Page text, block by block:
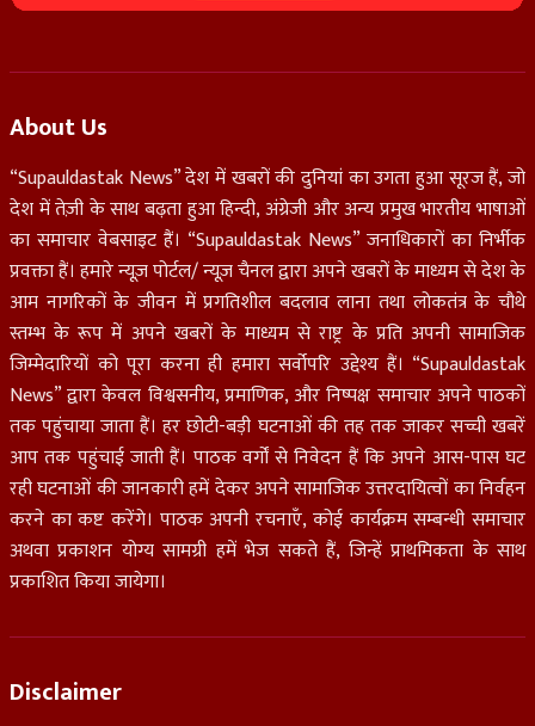
About Us
“Supauldastak News” देश में खबरों की दुनियां का उगता हुआ सूरज हैं, जो
देश में तेज़ी के साथ बढ़ता हुआ हिन्दी, अंग्रेजी और अन्य प्रमुख भारतीय भाषाओं
का समाचार वेबसाइट हैं। “Supauldastak News” जनाधिकारों का निर्भीक
प्रवक्ता हैं। हमारे न्यूज़ पोर्टल/ न्यूज़ चैनल द्वारा अपने खबरों के माध्यम से देश के
आम नागरिकों के जीवन में प्रगतिशील बदलाव लाना तथा लोकतंत्र के चौथे
स्तम्भ के रूप में अपने खबरों के माध्यम से राष्ट्र के प्रति अपनी सामाजिक
जिम्मेदारियों को पूरा करना ही हमारा सर्वोपरि उद्देश्य हैं। “Supauldastak
News” द्वारा केवल विश्वसनीय, प्रमाणिक, और निष्पक्ष समाचार अपने पाठकों
तक पहुंचाया जाता हैं। हर छोटी-बड़ी घटनाओं की तह तक जाकर सच्ची खबरें
आप तक पहुंचाई जाती हैं। पाठक वर्गों से निवेदन हैं कि अपने आस-पास घट
रही घटनाओं की जानकारी हमें देकर अपने सामाजिक उत्तरदायित्वों का निर्वहन
करने का कष्ट करेंगे। पाठक अपनी रचनाएँ, कोई कार्यक्रम सम्बन्धी समाचार
अथवा प्रकाशन योग्य सामग्री हमें भेज सकते हैं, जिन्हें प्राथमिकता के साथ
प्रकाशित किया जायेगा।
Disclaimer